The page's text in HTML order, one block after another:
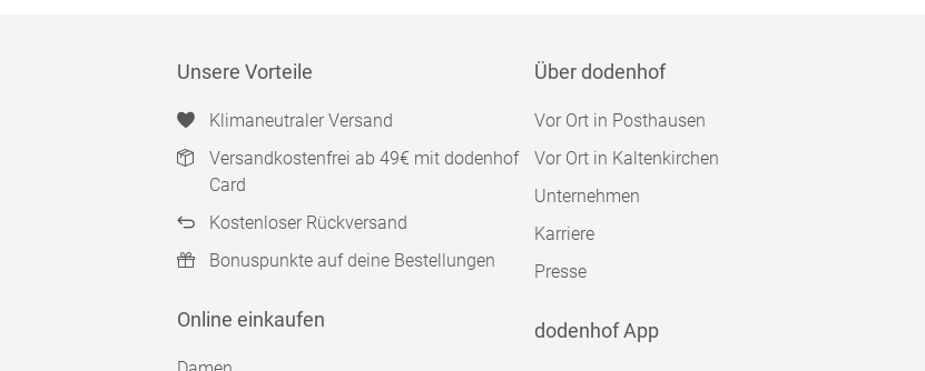
Unsere Vorteile
Klimaneutraler Versand
Versandkostenfrei ab 49€ mit dodenhof
Card
Kostenloser Rückversand
Bonuspunkte auf deine Bestellungen
Online einkaufen
Über dodenhof
Vor Ort in Posthausen
Vor Ort in Kaltenkirchen
Unternehmen
Karriere
Presse
dodenhof App